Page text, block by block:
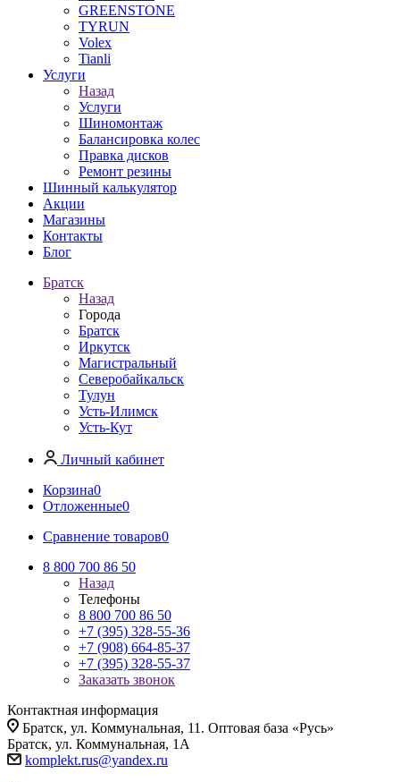
GREENSTONE
TYRUN
Volex
Tianli
Услуги
Назад
Услуги
Шиномонтаж
Балансировка колес
Правка дисков
Ремонт резины
Шинный калькулятор
Акции
Магазины
Контакты
Блог
Братск
Назад
Города
Братск
Иркутск
Магистральный
Северобайкальск
Тулун
Усть-Илимск
Усть-Кут
Личный кабинет
Корзина0
Отложенные0
Сравнение товаров0
8 800 700 86 50
Назад
Телефоны
8 800 700 86 50
+7 (395) 328-55-36
+7 (908) 664-85-37
+7 (395) 328-55-37
Заказать звонок
Контактная информация
Братск, ул. Коммунальная, 11. Оптовая база «Русь»
Братск, ул. Коммунальная, 1А
komplekt.rus@yandex.ru